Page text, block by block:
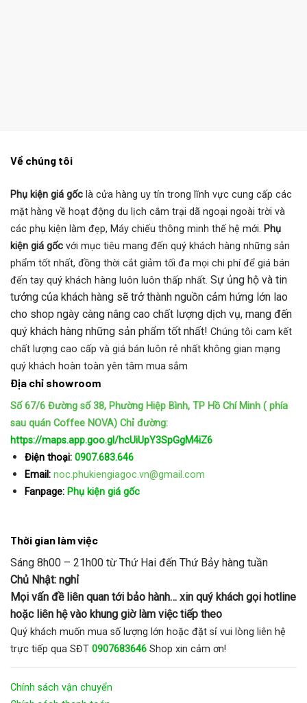
Về chúng tôi
Phụ kiện giá gốc là cửa hàng uy tín trong lĩnh vực cung cấp các
mặt hàng về hoạt động du lịch cắm trại dã ngoại ngoài trời và
các phụ kiện làm đẹp, Máy chiếu thông minh thế hệ mới. Phụ
kiện giá gốc với mục tiêu mang đến quý khách hàng những sản
phẩm tốt nhất, đồng thời cắt giảm tối đa mọi chi phí để giá bán
đến tay quý khách hàng luôn luôn thấp nhất. Sự ủng hộ và tin
tưởng của khách hàng sẽ trở thành nguồn cảm hứng lớn lao
cho shop ngày càng nâng cao chất lượng dịch vụ, mang đến
quý khách hàng những sản phẩm tốt nhất! Chúng tôi cam kết
chất lượng cao cấp và giá bán luôn rẻ nhất không gian mạng
quý khách hoàn toàn yên tâm mua sắm
Địa chỉ showroom
Số 67/6 Đường số 38, Phường Hiệp Bình, TP Hồ Chí Minh ( phía
sau quán Coffee NOVA) Chỉ đường:
https://maps.app.goo.gl/hcUiUpY3SpGgM4iZ6
Điện thoại: 0907.683.646
Email:noc.phukiengiagoc.vn@gmail.com
Fanpage:Phụ kiện giá gốc
Thời gian làm việc
Sáng 8h00 – 21h00 từ Thứ Hai đến Thứ Bảy hàng tuần
Chủ Nhật: nghỉ
Mọi vấn đề liên quan tới bảo hành… xin quý khách gọi hotline
hoặc liên hệ vào khung giờ làm việc tiếp theo
Quý khách muốn mua số lượng lớn hoặc đặt sỉ vui lòng liên hệ
trực tiếp qua SĐT 0907683646 Shop xin cảm ơn!
Chính sách vận chuyển